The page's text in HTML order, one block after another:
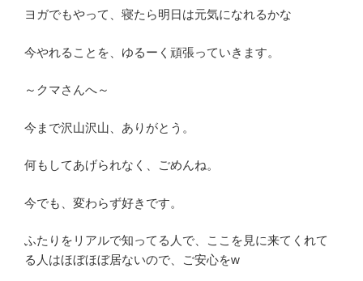
ヨガでもやって、寝たら明日は元気になれるかな
今やれることを、ゆるーく頑張っていきます。
～クマさんへ～
今まで沢山沢山、ありがとう。
何もしてあげられなく、ごめんね。
今でも、変わらず好きです。
ふたりをリアルで知ってる人で、ここを見に来てくれて
る人はほぼほぼ居ないので、ご安心をw